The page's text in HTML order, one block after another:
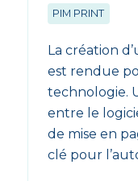
PIM PRINT
La création
est rendue
technologie.
entre le
de mise en
clé pour